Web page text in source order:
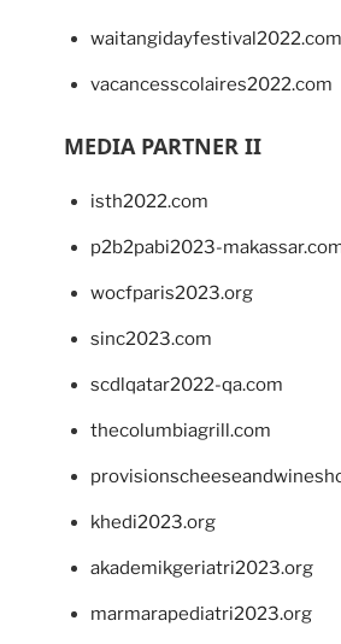
waitangidayfestival2022.com
vacancesscolaires2022.com
MEDIA PARTNER II
isth2022.com
p2b2pabi2023-
wocfparis2023.org
sinc2023.com
scdlqatar2022-qa.com
thecolumbiagrill.com
khedi2023.org
akademikgeriatri2023.org
marmarapediatri2023.org